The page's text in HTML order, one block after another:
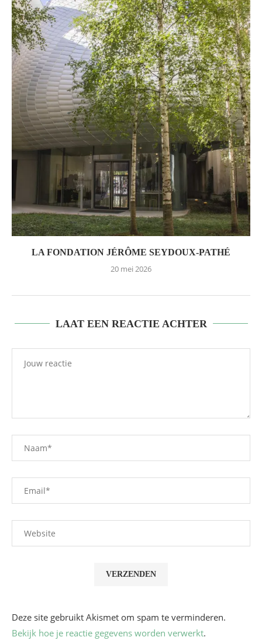
LA FONDATION JÉRÔME SEYDOUX-PATHÉ
20 mei 2026
LAAT EEN REACTIE ACHTER
Deze site gebruikt Akismet om spam te verminderen.
Bekijk hoe je reactie gegevens worden verwerkt.